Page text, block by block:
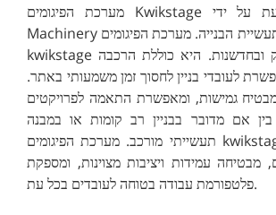
מערכת הפיגומים Kwikstage המוצעת על ידי Yueyang
Machinery היא מוצר מוביל בתעשיית הבנייה. מערכת הפיגומים
kwikstage שלנו תוכננה בדיוק ובחדשנות. היא כוללת הרכבה
לעובדי בניין לחסוך זמן משמעותי באתר.
מבטיח גמישות, ומאפשרת התאמה לפרויקטים
אם מדובר בבניין רב קומות או במבנה
תעשייתי מורכב. מערכת הפיגומים kwikstage שלנו, העשויות
מבטיחה עמידות ויציבות מצוינות, ומספקת
פלטפורמת עבודה בטוחה לעובדים בכל עת.